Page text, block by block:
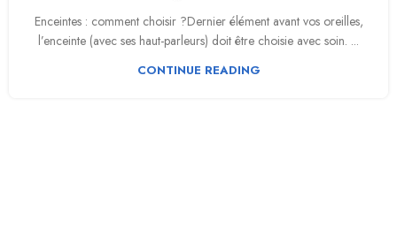
Enceintes : comment choisir ?Dernier élément avant vos oreilles,
l’enceinte (avec ses haut-parleurs) doit être choisie avec soin. ...
CONTINUE READING